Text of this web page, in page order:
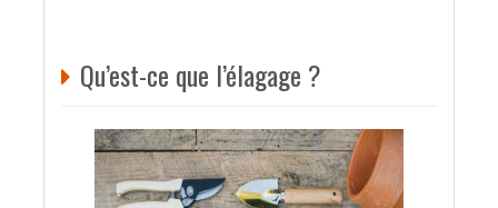
Qu’est-ce que l’élagage ?